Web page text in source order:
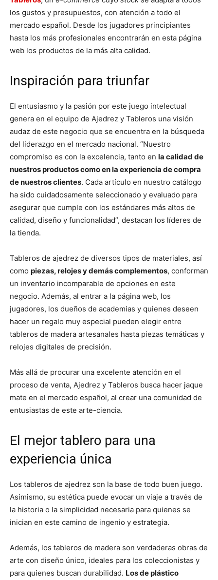
los gustos y presupuestos, con atención a todo el
mercado español. Desde los jugadores principiantes
hasta los más profesionales encontrarán en esta página
web los productos de la más alta calidad.
Inspiración para triunfar
El entusiasmo y la pasión por este juego intelectual
genera en el equipo de Ajedrez y Tableros una visión
audaz de este negocio que se encuentra en la búsqueda
del liderazgo en el mercado nacional. “Nuestro
compromiso es con la excelencia, tanto en la calidad de
nuestros productos como en la experiencia de compra
de nuestros clientes. Cada artículo en nuestro catálogo
ha sido cuidadosamente seleccionado y evaluado para
asegurar que cumple con los estándares más altos de
calidad, diseño y funcionalidad”, destacan los líderes de
la tienda.
Tableros de ajedrez de diversos tipos de materiales, así
como piezas, relojes y demás complementos, conforman
un inventario incomparable de opciones en este
negocio. Además, al entrar a la página web, los
jugadores, los dueños de academias y quienes deseen
hacer un regalo muy especial pueden elegir entre
tableros de madera artesanales hasta piezas temáticas y
relojes digitales de precisión.
Más allá de procurar una excelente atención en el
proceso de venta, Ajedrez y Tableros busca hacer jaque
mate en el mercado español, al crear una comunidad de
entusiastas de este arte-ciencia.
El mejor tablero para una
experiencia única
Los tableros de ajedrez son la base de todo buen juego.
Asimismo, su estética puede evocar un viaje a través de
la historia o la simplicidad necesaria para quienes se
inician en este camino de ingenio y estrategia.
Además, los tableros de madera son verdaderas obras de
arte con diseño único, ideales para los coleccionistas y
para quienes buscan durabilidad. Los de plástico